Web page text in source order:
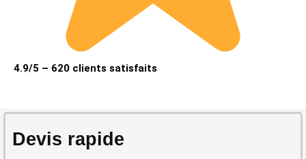
4.9/5 – 620 clients satisfaits
Devis rapide